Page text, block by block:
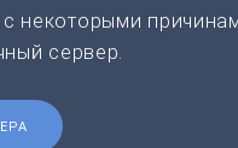
некоторыми
сервер.